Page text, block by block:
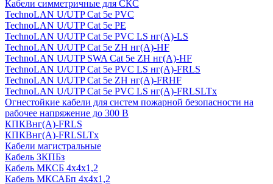
Кабели симметричные для СКС
TechnoLAN U/UTP Cat 5e PVC
TechnoLAN U/UTP Cat 5e PE
TechnoLAN U/UTP Cat 5e PVC LS нг(A)-LS
TechnoLAN U/UTP Cat 5e ZH нг(A)-HF
TechnoLAN U/UTP SWA Cat 5e ZH нг(A)-HF
TechnoLAN U/UTP Cat 5e PVC LS нг(A)-FRLS
TechnoLAN U/UTP Cat 5e ZH нг(A)-FRHF
TechnoLAN U/UTP Cat 5e PVC LS нг(A)-FRLSLTx
Огнестойкие кабели для систем пожарной безопасности на
рабочее напряжение до 300 В
КПКВнг(A)-FRLS
КПКВнг(A)-FRLSLTx
Кабели магистральные
Кабель ЗКПБз
Кабель МКСБ 4х4х1,2
Кабель МКСАБп 4х4х1,2